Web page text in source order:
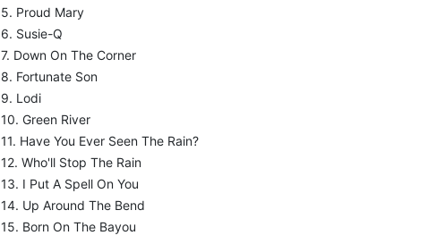
5. Proud Mary
6. Susie-Q
7. Down On The Corner
8. Fortunate Son
9. Lodi
10. Green River
11. Have You Ever Seen The Rain?
12. Who'll Stop The Rain
13. I Put A Spell On You
14. Up Around The Bend
15. Born On The Bayou